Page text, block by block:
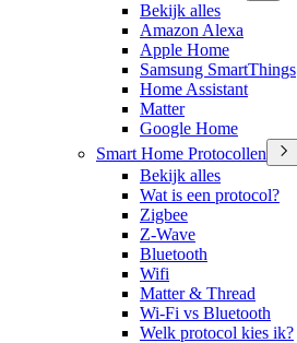
Bekijk alles
Amazon Alexa
Apple Home
Samsung SmartThings
Home Assistant
Matter
Google Home
Smart Home Protocollen
Bekijk alles
Wat is een protocol?
Zigbee
Z-Wave
Bluetooth
Wifi
Matter & Thread
Wi-Fi vs Bluetooth
Welk protocol kies ik?